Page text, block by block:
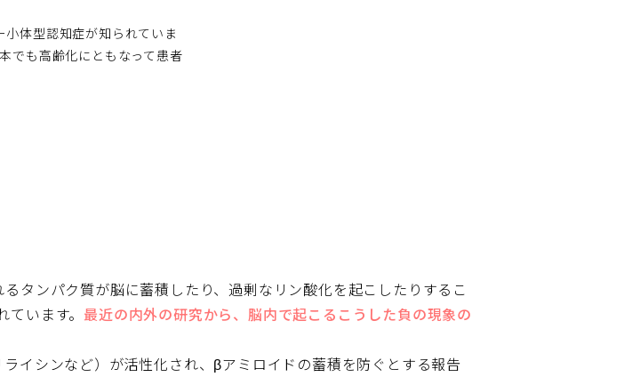
体型認知症が知られていま
でも高齢化にともなって患者
タンパク質が脳に蓄積したり、過剰なリン酸化を起こしたりするこ
います。 最近の内外の研究から、脳内で起こるこうした負の現象の
イシンなど）が活性化され、βアミロイドの蓄積を防ぐとする報告